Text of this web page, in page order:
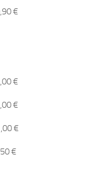
€
€
€
€
€